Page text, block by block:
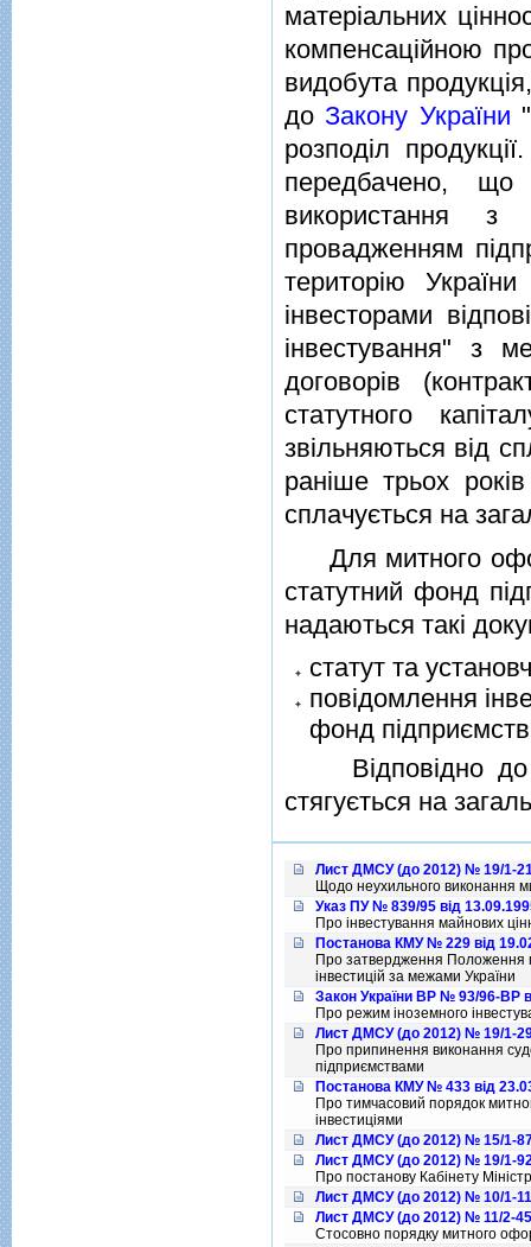
матерiальних
компенсацiйною
видобута
до Закону України
розподiл
передбачено,
використання
провадженням
територiю
iнвесторами
iнвестування" з
договорiв
статутного
звiльняються вiд
ранiше трьох
сплачується на
Для митного
статутний фонд
надаються такi
статут та
повiдомлення
фонд
Вiдповiдно до
стягується на
Лист ДМСУ (до 2012) № 19/1-
Щодо неухильного виконання
Указ ПУ № 839/95 від
Про iнвестування майнових
Постанова КМУ № 229 від
Про затвердження Положення
iнвестицiй за межами України
Закон України ВР № 93/96-ВР
Про режим iноземного
Лист ДМСУ (до 2012) № 19/1-
Про припинення виконання
підприємствами
Постанова КМУ № 433 від
Про тимчасовий порядок
iнвестицiями
Лист ДМСУ (до 2012) № 15/1-
Лист ДМСУ (до 2012) № 19/1-
Про постанову Кабiнету
Лист ДМСУ (до 2012) № 10/1-
Лист ДМСУ (до 2012) № 11/2-
Стосовно порядку митного